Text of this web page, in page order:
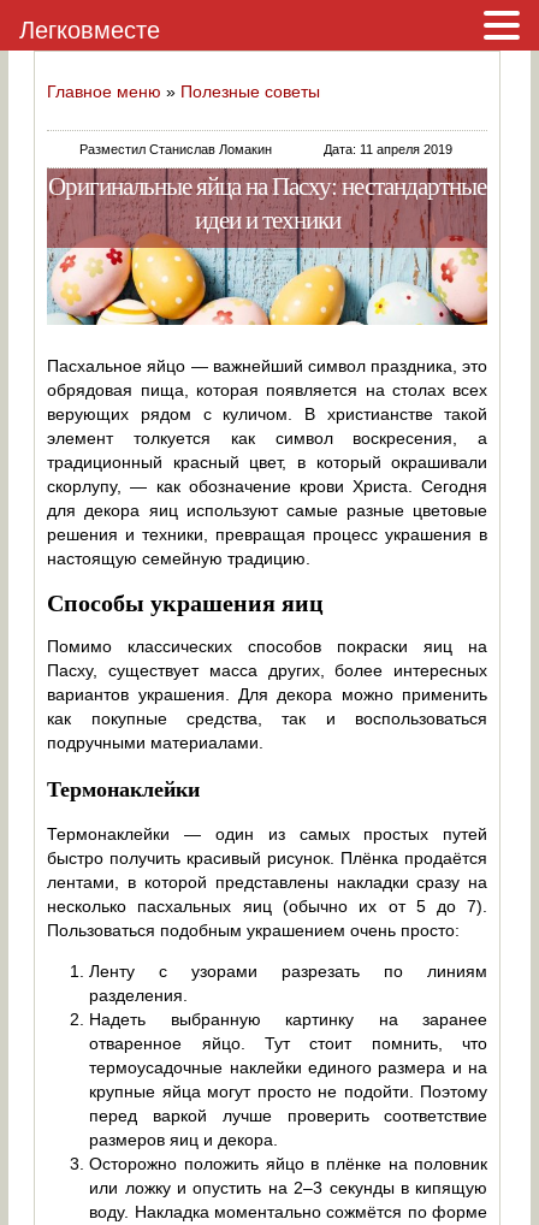
Главное меню » Полезные советы
Разместил Станислав Ломакин Дата: 11 апреля 2019
Оригинальные яйца на Пасху: нестандартные
идеи и техники
Пасхальное яйцо — важнейший символ праздника, это
обрядовая пища, которая появляется на столах всех
верующих рядом с куличом. В христианстве такой
элемент толкуется как символ воскресения, а
традиционный красный цвет, в который окрашивали
скорлупу, — как обозначение крови Христа. Сегодня
для декора яиц используют самые разные цветовые
решения и техники, превращая процесс украшения в
настоящую семейную традицию.
Способы украшения яиц
Помимо классических способов покраски яиц на
Пасху, существует масса других, более интересных
вариантов украшения. Для декора можно применить
как покупные средства, так и воспользоваться
подручными материалами.
Термонаклейки
Термонаклейки — один из самых простых путей
быстро получить красивый рисунок. Плёнка продаётся
лентами, в которой представлены накладки сразу на
несколько пасхальных яиц (обычно их от 5 до 7).
Пользоваться подобным украшением очень просто:
Ленту с узорами разрезать по линиям
разделения.
Надеть выбранную картинку на заранее
отваренное яйцо. Тут стоит помнить, что
термоусадочные наклейки единого размера и на
крупные яйца могут просто не подойти. Поэтому
перед варкой лучше проверить соответствие
размеров яиц и декора.
Осторожно положить яйцо в плёнке на половник
или ложку и опустить на 2–3 секунды в кипящую
воду. Накладка моментально сожмётся по форме
Легковместе